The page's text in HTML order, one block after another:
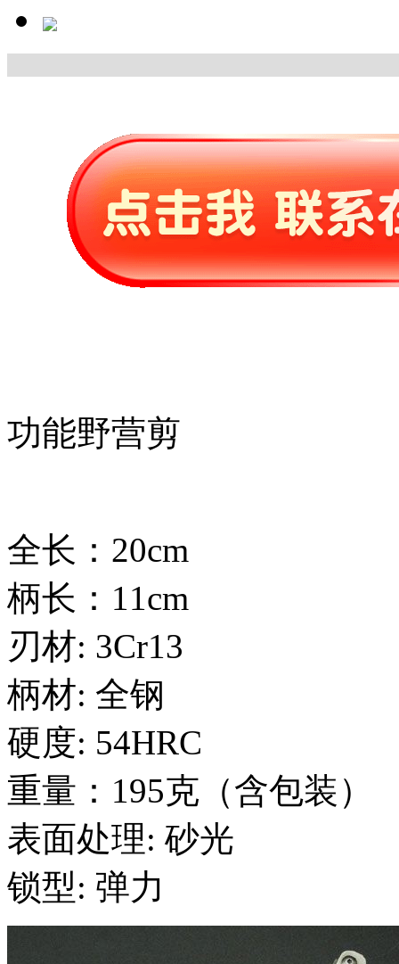
功能野营剪
全长：20cm
柄长：11cm
刃材: 3Cr13
柄材: 全钢
硬度: 54HRC
重量：195克（含包装）
表面处理: 砂光
锁型: 弹力